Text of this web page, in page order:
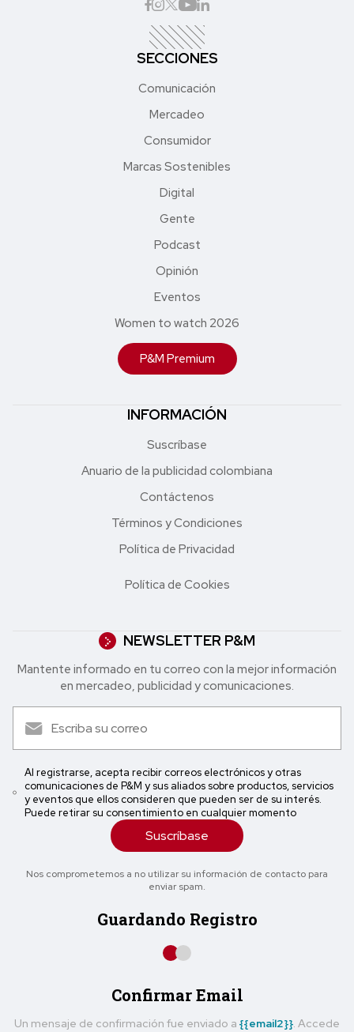
SECCIONES
Comunicación
Mercadeo
Consumidor
Marcas Sostenibles
Digital
Gente
Podcast
Opinión
Eventos
Women to watch 2026
P&M Premium
INFORMACIÓN
Suscríbase
Anuario de la publicidad colombiana
Contáctenos
Términos y Condiciones
Política de Privacidad
Política de Cookies
NEWSLETTER P&M
Mantente informado en tu correo con la mejor in formación
en mercadeo, publicidad y comunicaciones.
Al registrarse, acepta recibir correos electrónicos y otras
comunicaciones de P&M y sus aliados sobre productos, servicios
y eventos que ellos consideren que pueden ser de su interés.
Puede retirar su consentimiento en cualquier momento
Suscríbase
Nos comprometemos a no utilizar su información de contacto para
enviar spam.
Guardando Registro
Confirmar Email
Un mensaje de confirmación fue enviado a {{email2}}. Accede